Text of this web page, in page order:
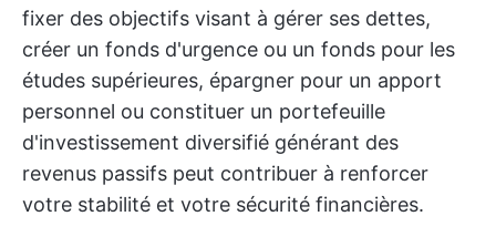
fixer des objectifs visant à gérer ses dettes,
créer un fonds d'urgence ou un fonds pour les
études supérieures, épargner pour un apport
personnel ou constituer un portefeuille
d'investissement diversifié générant des
revenus passifs peut contribuer à renforcer
votre stabilité et votre sécurité financières.